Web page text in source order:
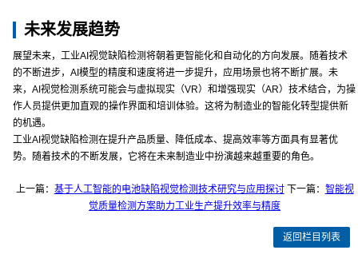
未来发展趋势
展望未来，工业AI视觉缺陷检测将朝着更智能化和自动化的方向发展。随着技术
的不断进步，AI模型的精度和速度将进一步提升，应用场景也将不断扩展。未
来，AI视觉检测系统可能会与虚拟现实（VR）和增强现实（AR）技术结合，为操
作人员提供更加直观的操作界面和培训体验。这将为制造业的智能化转型提供新
的机遇。
工业AI视觉缺陷检测在提升产品质量、降低成本、提高效率等方面具有显著优
势。随着技术的不断发展，它将在未来制造业中扮演越来越重要的角色。
上一篇： 基于人工智能的电池缺陷视觉检测技术研究与应用探讨下一篇： 智能视
觉质量检测方案助力工业生产提升效率与精度
返回栏目列表